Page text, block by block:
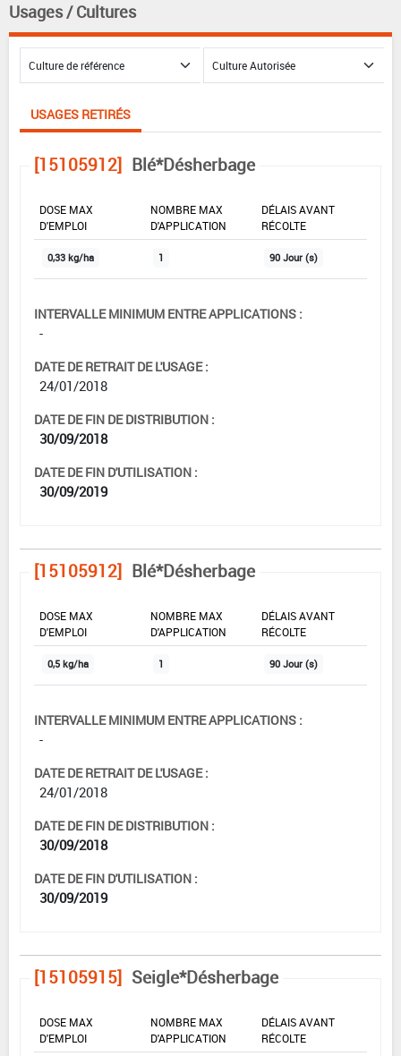
Usages / Cultures
USAGES RETIRÉS
[15105912] Blé*Désherbage
DOSE MAX
D'EMPLOI
NOMBRE MAX
D'APPLICATION
DÉLAIS AVANT
RÉCOLTE
0,33 kg/ha 1 90 Jour (s)
INTERVALLE MINIMUM ENTRE APPLICATIONS :
-
DATE DE RETRAIT DE L'USAGE :
24/01/2018
DATE DE FIN DE DISTRIBUTION :
30/09/2018
DATE DE FIN D'UTILISATION :
30/09/2019
[15105912] Blé*Désherbage
DOSE MAX
D'EMPLOI
NOMBRE MAX
D'APPLICATION
DÉLAIS AVANT
RÉCOLTE
0,5 kg/ha 1 90 Jour (s)
INTERVALLE MINIMUM ENTRE APPLICATIONS :
-
DATE DE RETRAIT DE L'USAGE :
24/01/2018
DATE DE FIN DE DISTRIBUTION :
30/09/2018
DATE DE FIN D'UTILISATION :
30/09/2019
[15105915] Seigle*Désherbage
DOSE MAX
D'EMPLOI
NOMBRE MAX
D'APPLICATION
DÉLAIS AVANT
RÉCOLTE